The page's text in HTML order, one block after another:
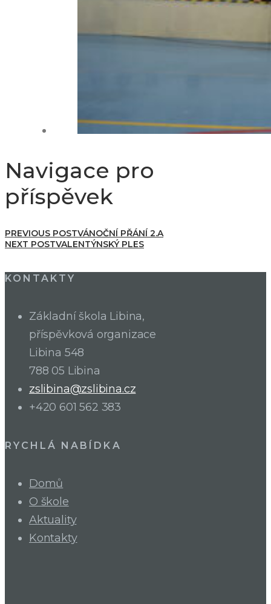
Navigace pro
příspěvek
PREVIOUS POSTVÁNOČNÍ PŘÁNÍ 2.A
NEXT POSTVALENTÝNSKÝ PLES
KONTAKTY
Základní škola Libina,
příspěvková organizace
Libina 548
788 05 Libina
zslibina@zslibina.cz
+420 601 562 383
RYCHLÁ NABÍDKA
Domů
O škole
Aktuality
Kontakty